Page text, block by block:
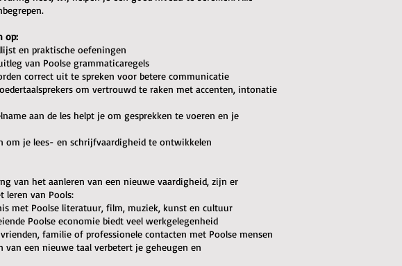
op:
en praktische oefeningen
van Poolse grammaticaregels
correct uit te spreken voor betere communicatie
om vertrouwd te raken met accenten, intonatie
aan de les helpt je om gesprekken te voeren en je
om je lees- en schrijfvaardigheid te ontwikkelen
van het aanleren van een nieuwe vaardigheid, zijn er
leren van Pools:
met Poolse literatuur, film, muziek, kunst en cultuur
Poolse economie biedt veel werkgelegenheid
familie of professionele contacten met Poolse mensen
van een nieuwe taal verbetert je geheugen en